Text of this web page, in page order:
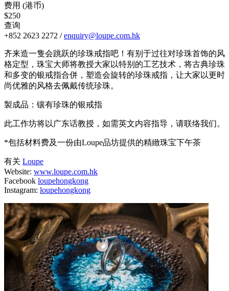
费用 (港币)
$250
查询
+852 2623 2272 /enquiry@loupe.com.hk
齐来造一隻会跳跃的珍珠戒指吧！有别于过往对珍珠首饰的风
格定型，珠宝大师将教授大家以特别的工艺技术，将古典珍珠
和多变的银戒指合併，塑造会旋转的珍珠戒指，让大家以更时
尚优雅的风格去佩戴传统珍珠。
製成品：镶有珍珠的银戒指
此工作坊将以广东话教授，如需英文内容指导，请联络我们。
*包括材料费及一份由Loupe品坊提供的精緻珠宝下午茶
有关 Loupe
Website: www.loupe.com.hk
Facebook loupehongkong
Instagram: loupehongkong